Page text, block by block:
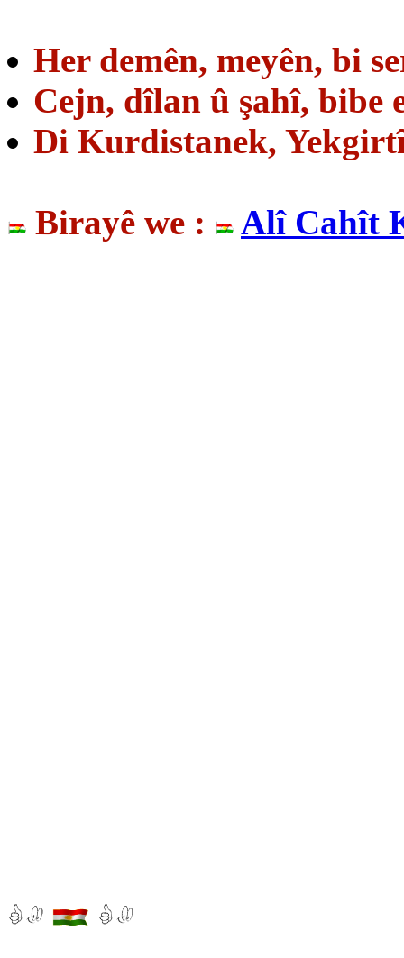
Her demên, meyên, bi
Cejn, dîlan û şahî, bibe
Di Kurdistanek,
Birayê we : Alî Cahît